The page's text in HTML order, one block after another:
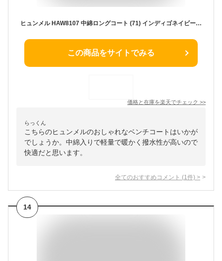
ヒュンメル HAW8107 中綿ロングコート (71) インディゴネイビー フードあり メンズ ユニセックス レディース キッズ ジュニア 化繊 インサレーション 防寒 撥水 防風 保温 ベンチコート 部活 サッカー フットサル バスケ 通勤 通学 スポーツ観戦 HUMMEL
この商品をサイトでみる
価格と在庫を楽天でチェック >>
らっくん
こちらのヒュンメルのおしゃれなベンチコートはいかが
でしょうか。中綿入りで軽量で暖かく撥水性が高いので
快適だと思います。
全てのおすすめコメント (1 件) >
14